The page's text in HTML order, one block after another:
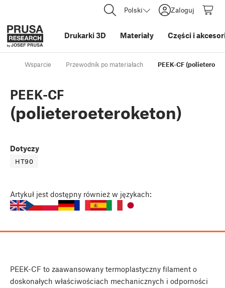
Polski Zaloguj
Drukarki 3D Materiały Części i
Wsparcie Przewodnik po materiałach PEEK-CF
PEEK-CF
(polieteroeteroketon)
Dotyczy
HT90
Artykuł jest dostępny również w językach:
PEEK-CF to zaawansowany termoplastyczny filament o
doskonałych właściwościach mechanicznych i odporności